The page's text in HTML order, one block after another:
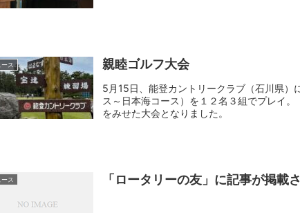
ース 親睦ゴルフ大会
5月15日、能登カントリークラブ（石川県）
ス～日本海コース）を１２名３組でプレイ
をみせた大会となりました。
ース 「ロータリーの友」に記事が掲載